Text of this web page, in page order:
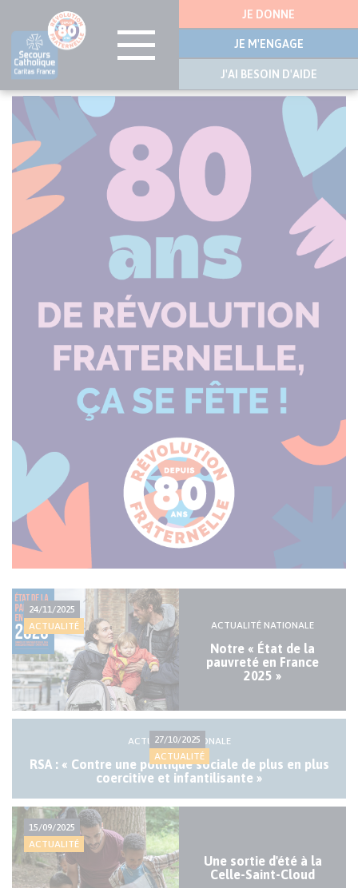
Aller
principal
latérale
JE DONNE
JE M'ENGAGE
J'AI BESOIN D'AIDE
Actualité
majeure
24/11/2025
ACTUALITÉ
ACTUALITÉ NATIONALE
Notre « État de la
pauvreté en France
2025 »
27/10/2025
ACTUALITÉ
ACTUALITÉ NATIONALE
RSA : « Contre une politique sociale de plus en plus
coercitive et infantilisante »
15/09/2025
ACTUALITÉ
Une sortie d'été à la
Celle-Saint-Cloud